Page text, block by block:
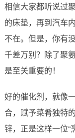
相信大家都听说过
的床垫，再到汽车
不在。但是，你有
千差万别？除了聚
是至关重要的！
好的催化剂，就像
合，赋予菜肴独特
锌，正是这样一位“